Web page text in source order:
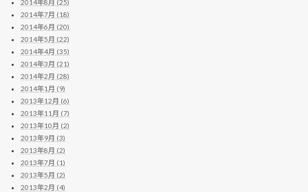
2014年8月 (25)
2014年7月 (18)
2014年6月 (20)
2014年5月 (22)
2014年4月 (35)
2014年3月 (21)
2014年2月 (28)
2014年1月 (9)
2013年12月 (6)
2013年11月 (7)
2013年10月 (2)
2013年9月 (3)
2013年8月 (2)
2013年7月 (1)
2013年5月 (2)
2013年2月 (4)